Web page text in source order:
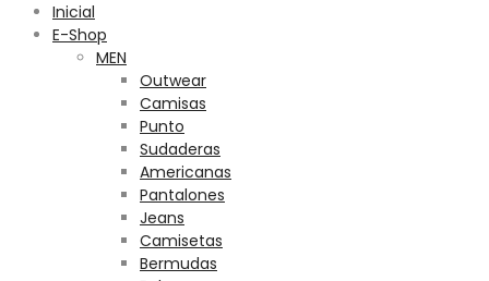
Inicial
E-Shop
MEN
Outwear
Camisas
Punto
Sudaderas
Americanas
Pantalones
Jeans
Camisetas
Bermudas